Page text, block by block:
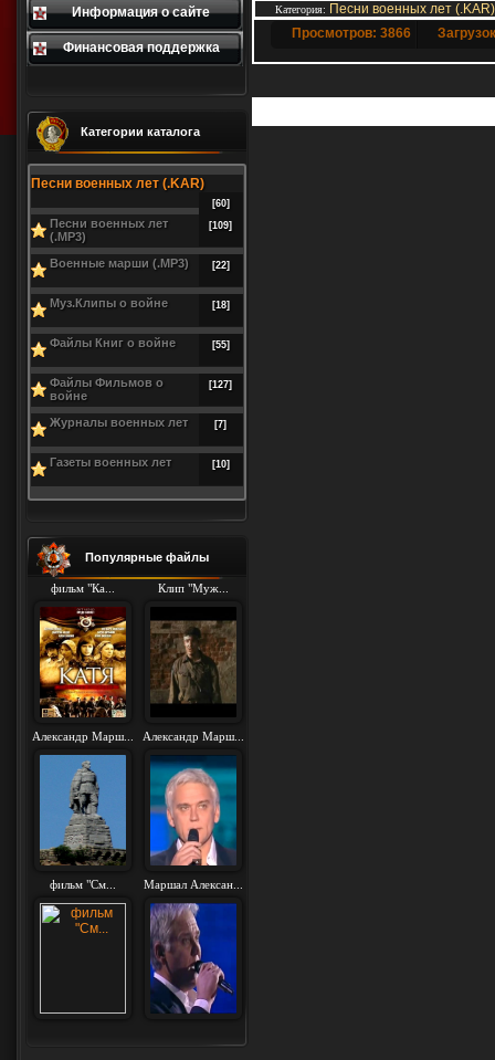
Информация о сайте
Финансовая поддержка
Категории каталога
Песни военных лет (.KAR)
[60]
Песни военных лет
(.MP3)
[109]
Военные марши (.MP3) [22]
Муз.Клипы о войне [18]
Файлы Книг о войне [55]
Файлы Фильмов о
войне
[127]
Журналы военных лет [7]
Газеты военных лет [10]
Популярные файлы
фильм "Ка... Клип "Муж...
Александр Марш... Александр Марш...
фильм "См... Маршал Алексан...
Категория: Песни военных лет (.KAR)
Просмотров: 3866